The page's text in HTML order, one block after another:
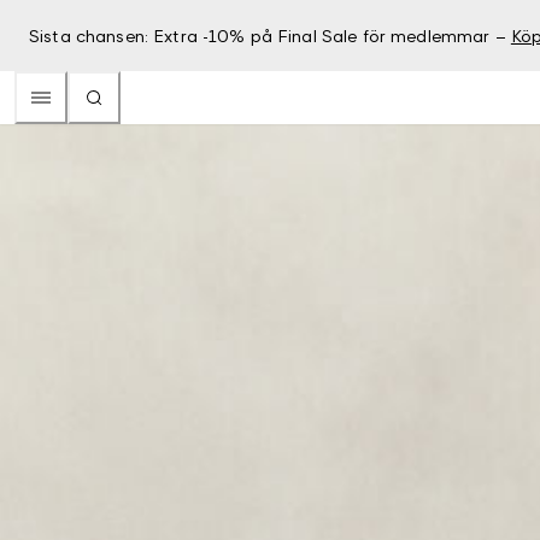
Sista chansen: Extra -10% på Final Sale för medlemmar –